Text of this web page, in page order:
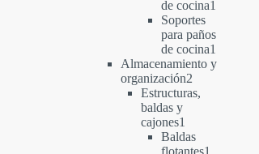
de cocina1
Soportes
para paños
de cocina1
producto
Almacenamiento y
organización22
productos
Estructuras,
baldas y
cajones1
producto
Baldas
flotantes1